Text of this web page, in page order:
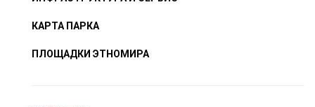
КАРТА ПАРКА
ПЛОЩАДКИ ЭТНОМИРА